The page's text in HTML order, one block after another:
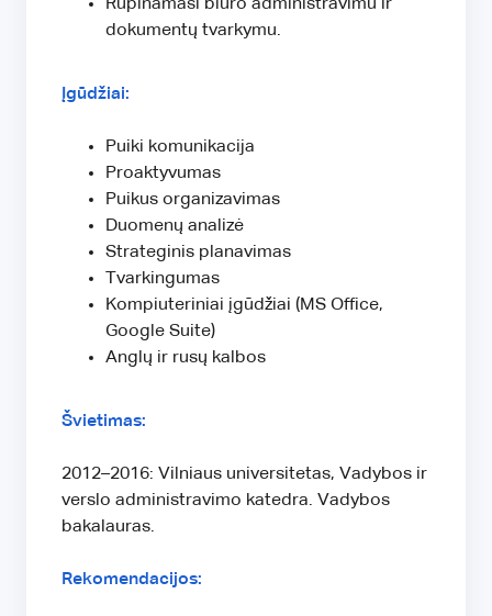
Rūpinamasi biuro administravimu ir
dokumentų tvarkymu.
Įgūdžiai:
Puiki komunikacija
Proaktyvumas
Puikus organizavimas
Duomenų analizė
Strateginis planavimas
Tvarkingumas
Kompiuteriniai įgūdžiai (MS Office,
Google Suite)
Anglų ir rusų kalbos
Švietimas:
2012–2016: Vilniaus universitetas, Vadybos ir
verslo administravimo katedra. Vadybos
bakalauras.
Rekomendacijos: